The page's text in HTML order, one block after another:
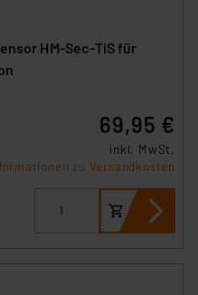
HM-Sec-TiS für
69,95 €
inkl. MwSt.
zu Versandkosten